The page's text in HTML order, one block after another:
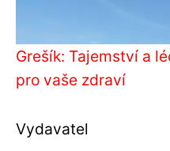
Grešík: Tajemství a
pro vaše zdraví
Vydavatel